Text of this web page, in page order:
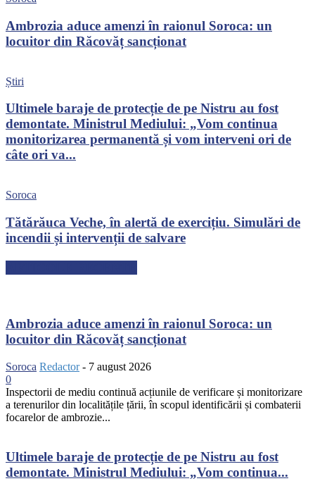
Ambrozia aduce amenzi în raionul Soroca: un
locuitor din Răcovăț sancționat
Știri
Ultimele baraje de protecție de pe Nistru au fost
demontate. Ministrul Mediului: „Vom continua
monitorizarea permanentă și vom interveni ori de
câte ori va...
Soroca
Tătărăuca Veche, în alertă de exercițiu. Simulări de
incendii și intervenții de salvare
Ambrozia aduce amenzi în raionul Soroca: un
locuitor din Răcovăț sancționat
Soroca Redactor - 7 august 2026
0
Inspectorii de mediu continuă acțiunile de verificare și monitorizare
a terenurilor din localitățile țării, în scopul identificării și combaterii
focarelor de ambrozie...
Ultimele baraje de protecție de pe Nistru au fost
demontate. Ministrul Mediului: „Vom continua...